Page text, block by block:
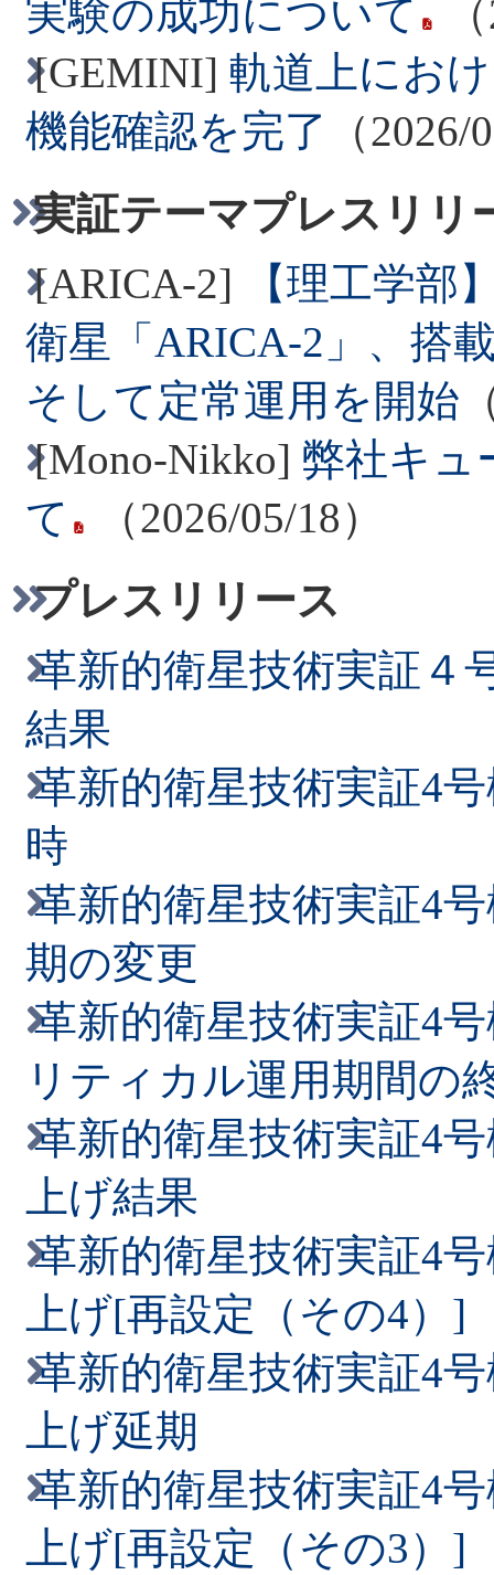
2026/03/19
革新的衛星技術実証４
ト紹介動画を掲載しまし
2026/03/18
ピックアップにプレス
2026/03/13
「人に聞く ～4号機に関
（WASEDA-SAT-ZERO-
た
2026/03/13
「人に聞く ～4号機に関
（PRELUDE）インタビ
2026/03/13
「人に聞く ～4号機に関
光・エンジニアリング
掲載しました
2026/03/13
「人に聞く ～4号機に関
門学校（KOSEN-2R）イ
2026/03/05
小型実証衛星4号機（
2026/03/03
「人に聞く ～4号機に関
（MAGNARO-II）イン
実験の成功について
[GEMINI] 軌道上にお
機能確認を完了
（
実証テーマプレスリリ
[ARICA-2]
【理工学部
衛星「ARICA-2」、搭
そして定常運用を開始
[Mono-Nikko] 弊社キュ
て
（2026/05/18）
プレスリリース
革新的衛星技術実証４
結果
革新的衛星技術実証4
時
革新的衛星技術実証4
期の変更
革新的衛星技術実証4
リティカル運用期間の
革新的衛星技術実証4
上げ結果
革新的衛星技術実証4
上げ[再設定（その4）]
革新的衛星技術実証4
上げ延期
革新的衛星技術実証4
上げ[再設定（その3）]